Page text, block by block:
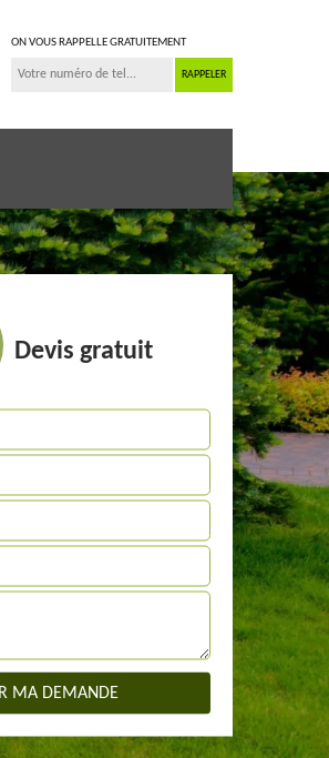
ON VOUS RAPPELLE GRATUITEMENT
Devis gratuit